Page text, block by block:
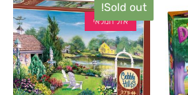
Sold out!
אזל המלאי